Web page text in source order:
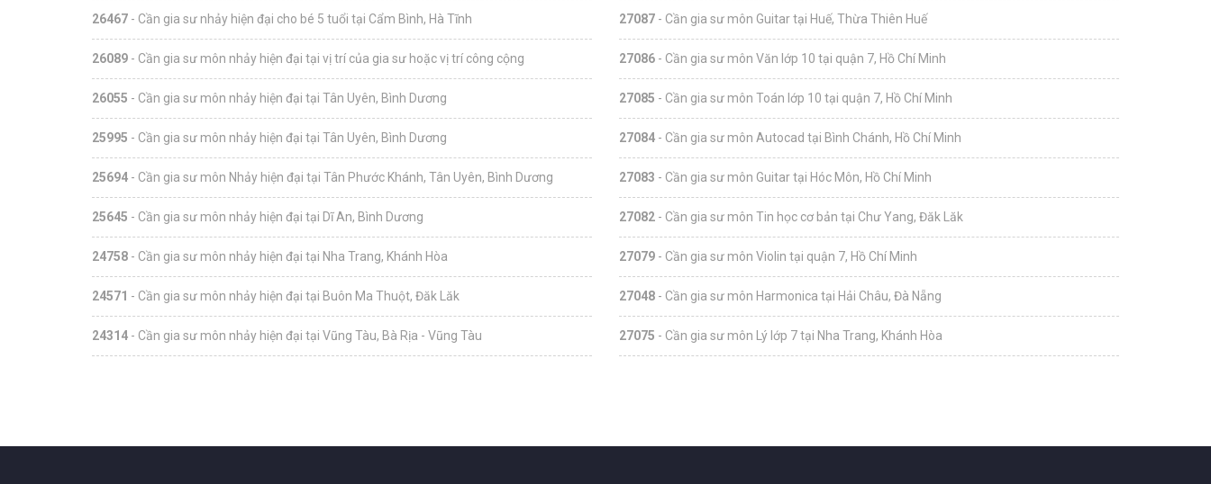
26467 - Cần gia sư nhảy hiện đại cho bé 5 tuổi tại Cẩm Bình, Hà Tĩnh
26089 - Cần gia sư môn nhảy hiện đại tại vị trí của gia sư hoặc vị trí công cộng
26055 - Cần gia sư môn nhảy hiện đại tại Tân Uyên, Bình Dương
25995 - Cần gia sư môn nhảy hiện đại tại Tân Uyên, Bình Dương
25694 - Cần gia sư môn Nhảy hiện đại tại Tân Phước Khánh, Tân Uyên, Bình Dương
25645 - Cần gia sư môn nhảy hiện đại tại Dĩ An, Bình Dương
24758 - Cần gia sư môn nhảy hiện đại tại Nha Trang, Khánh Hòa
24571 - Cần gia sư môn nhảy hiện đại tại Buôn Ma Thuột, Đăk Lăk
24314 - Cần gia sư môn nhảy hiện đại tại Vũng Tàu, Bà Rịa - Vũng Tàu
27087 - Cần gia sư môn Guitar tại Huế, Thừa Thiên Huế
27086 - Cần gia sư môn Văn lớp 10 tại quận 7, Hồ Chí Minh
27085 - Cần gia sư môn Toán lớp 10 tại quận 7, Hồ Chí Minh
27084 - Cần gia sư môn Autocad tại Bình Chánh, Hồ Chí Minh
27083 - Cần gia sư môn Guitar tại Hóc Môn, Hồ Chí Minh
27082 - Cần gia sư môn Tin học cơ bản tại Chư Yang, Đăk Lăk
27079 - Cần gia sư môn Violin tại quận 7, Hồ Chí Minh
27048 - Cần gia sư môn Harmonica tại Hải Châu, Đà Nẵng
27075 - Cần gia sư môn Lý lớp 7 tại Nha Trang, Khánh Hòa